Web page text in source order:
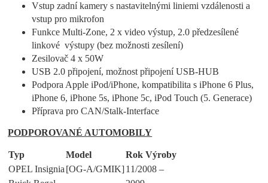
Vstup zadní kamery s nastavitelnými liniemi vzdálenosti a
vstup pro mikrofon
Funkce Multi-Zone, 2 x video výstup, 2.0 předzesílené
linkové výstupy (bez možnosti zesílení)
Zesilovač 4 x 50W
USB 2.0 připojení, možnost připojení USB-HUB
Podpora Apple iPod/iPhone, kompatibilita s iPhone 6 Plus,
iPhone 6, iPhone 5s, iPhone 5c, iPod Touch (5. Generace)
Příprava pro CAN/Stalk-Interface
PODPOROVANÉ AUTOMOBILY
Typ Model
Rok Výroby
OPEL Insignia[OG-A/GMIK]11/2008 –